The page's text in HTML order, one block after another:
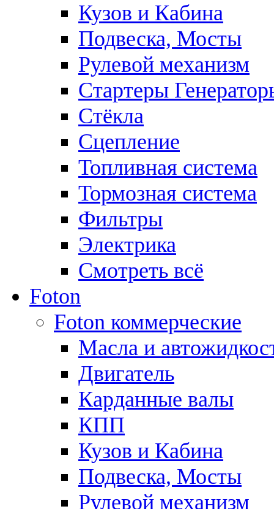
Кузов и Кабина
Подвеска, Мосты
Рулевой механизм
Стартеры
Стёкла
Сцепление
Топливная система
Тормозная система
Фильтры
Электрика
Смотреть всё
Foton
Foton коммерческие
Масла и
Двигатель
Карданные валы
КПП
Кузов и Кабина
Подвеска, Мосты
Рулевой механизм